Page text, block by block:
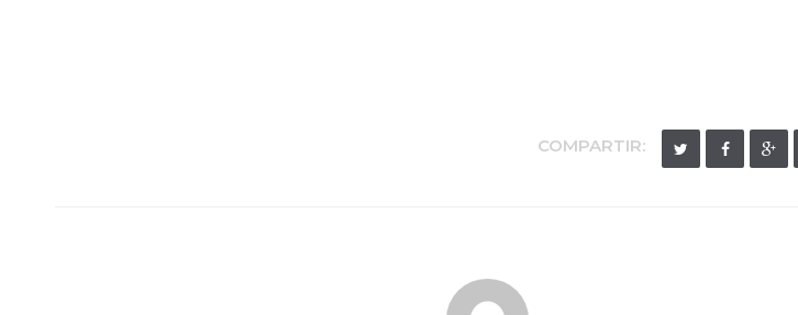
COMPARTIR: